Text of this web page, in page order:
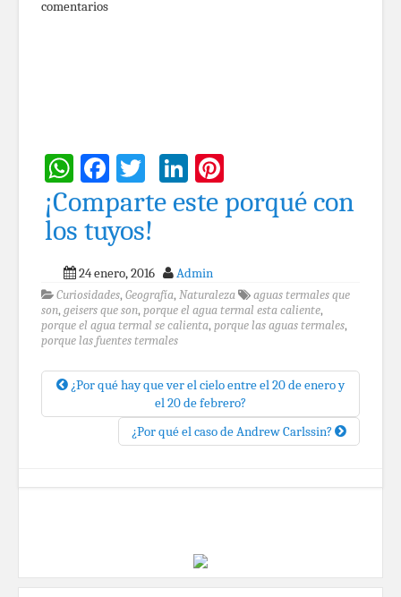
comentarios
WhatsApp
Facebook
TwitterLinkedIn
¡Comparte este porqué con
los tuyos!
24 enero, 2016 Admin
Curiosidades, Geografía, Naturaleza
aguas termales que
son, geisers que son, porque el agua termal esta caliente,
porque el agua termal se calienta, porque las aguas termales,
porque las fuentes termales
¿Por qué hay que ver el cielo entre el 20 de enero y
el 20 de febrero?
¿Por qué el caso de Andrew Carlssin?